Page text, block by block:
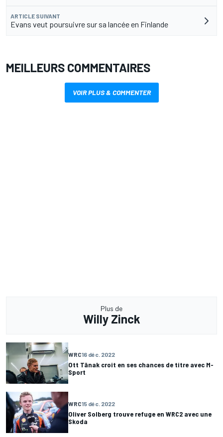
ARTICLE SUIVANT
Evans veut poursuivre sur sa lancée en Finlande
MEILLEURS COMMENTAIRES
VOIR PLUS & COMMENTER
Plus de
Willy Zinck
WRC16 déc. 2022
Ott Tänak croit en ses chances de titre avec M-
Sport
WRC15 déc. 2022
Oliver Solberg trouve refuge en WRC2 avec une
Skoda